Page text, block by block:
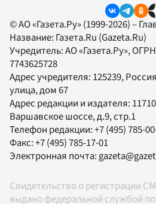
© АО «Газета.Ру» (1999-2026) –
Название: Газета.Ru (Gazeta.Ru)
Учредитель:АО «Газета.Ру»,
7743625728
Адрес учредителя: 125239,
улица, дом 67
Адрес редакции и издателя:
Варшавское шоссе, д.9, стр.1
Телефон редакции:+7 (495) 785-
Факс:+7 (495) 785-17-01
Электронная почта:
Свидетельство о регистрации
выдано федеральной службой